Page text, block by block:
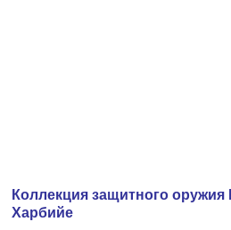
Коллекция защитного оружия
Харбийе